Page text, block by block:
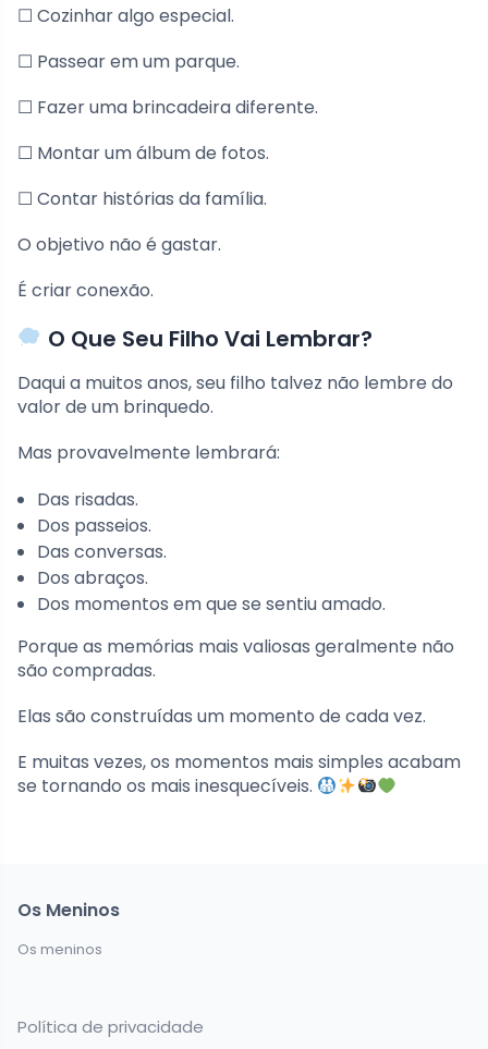
☐ Cozinhar algo especial.
☐ Passear em um parque.
☐ Fazer uma brincadeira diferente.
☐ Montar um álbum de fotos.
☐ Contar histórias da família.
O objetivo não é gastar.
É criar conexão.
O Que Seu Filho Vai Lembrar?
Daqui a muitos anos, seu filho talvez não lembre do
valor de um brinquedo.
Mas provavelmente lembrará:
Das risadas.
Dos passeios.
Das conversas.
Dos abraços.
Dos momentos em que se sentiu amado.
Porque as memórias mais valiosas geralmente não
são compradas.
Elas são construídas um momento de cada vez.
E muitas vezes, os momentos mais simples acabam
se tornando os mais inesquecíveis.
Os Meninos
Os meninos
Política de privacidade